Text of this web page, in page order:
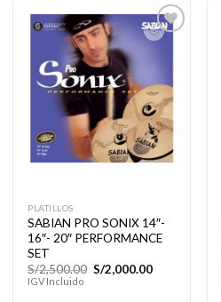
a la
lista de
deseos
PLATILLOS
SABIAN PRO SONIX 14″-
16″- 20″ PERFORMANCE
SET
S/2,500.00 El
precio
S/2,000.00El
IGV Incluido